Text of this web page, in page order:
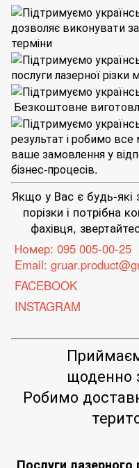
дозволяє виконувати
терміни
послуги лазерної різки
Безкоштовне
результат і робимо
ваше замовлення у
бізнес-процесів.
Якщо у Вас є будь-які
порізки і потрібна
фахівця,
Номер: 095 005-00-25
Email:
FACEBOOK
INSTAGRAM
щоденно
Робимо